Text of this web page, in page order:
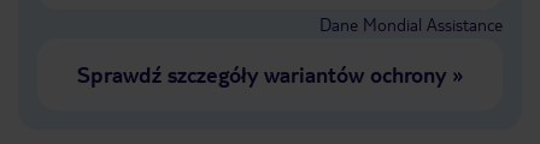
Dane Mondial Assistance
Sprawdź szczegóły wariantów ochrony»